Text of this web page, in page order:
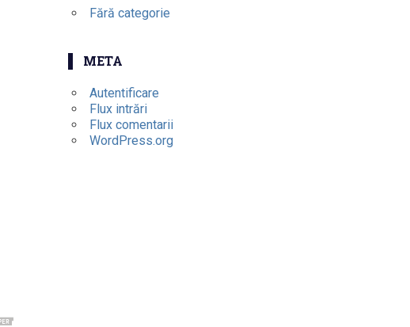
Fără categorie
META
Autentificare
Flux intrări
Flux comentarii
WordPress.org